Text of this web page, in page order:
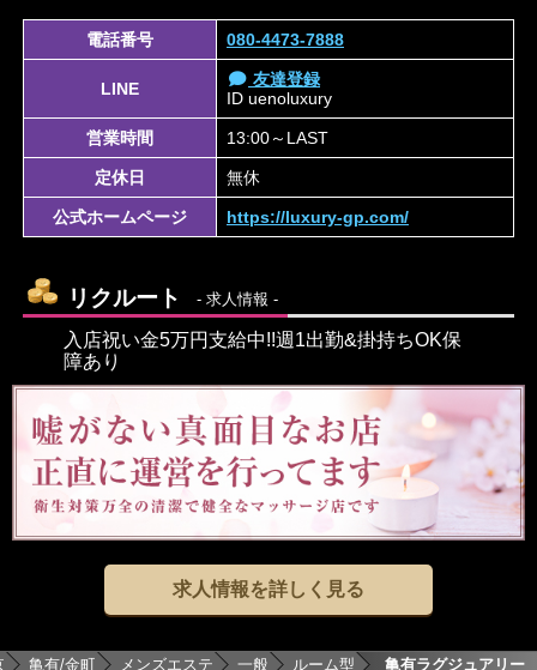
電話番号 080-4473-7888
LINE
友達登録
ID uenoluxury
営業時間 13:00～LAST
定休日 無休
公式ホームページ https://luxury-gp.com/
リクルート - 求人情報 -
入店祝い金5万円支給中!!週1出勤&掛持ちOK保
障あり
求人情報を詳しく見る
亀有ラグジュアリー
ルーム型
一般
メンズエステ
亀有/金町